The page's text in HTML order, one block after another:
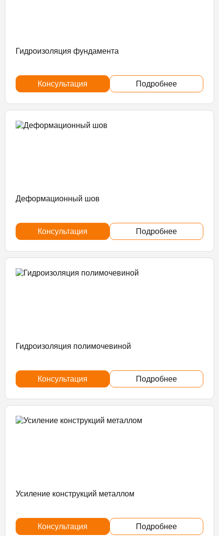
Гидроизоляция фундамента
Консультация Подробнее
Деформационный шов
Консультация Подробнее
Гидроизоляция полимочевиной
Консультация Подробнее
Усиление конструкций металлом
Консультация Подробнее